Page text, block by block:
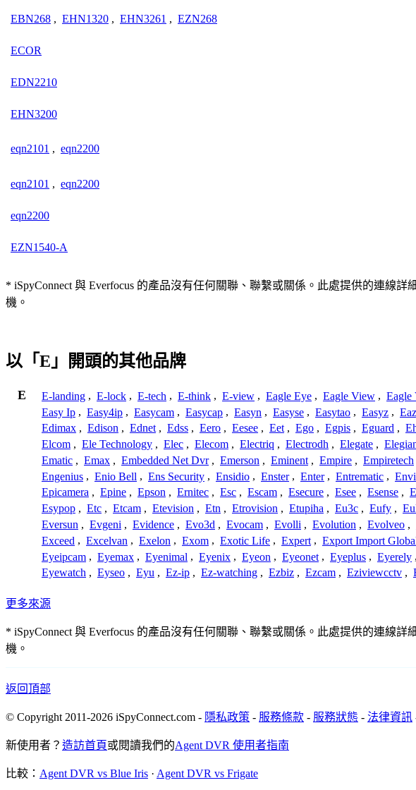
EBN268 , EHN1320 , EHN3261 , EZN268
ECOR
EDN2210
EHN3200
eqn2101 , eqn2200
eqn2101 , eqn2200
eqn2200
EZN1540-A
* iSpyConnect 與 Everfocus 的產品沒有任何關聯、聯繫或關係。此處提供的連線
機。
以「E」開頭的其他品牌
E E-landing , E-lock , E-tech , E-think , E-view , Eagle Eye , Eagle View , Eagle
Easy Ip , Easy4ip , Easycam , Easycap , Easyn , Easyse , Easytao , Easyz ,
Edimax , Edison , Ednet , Edss , Eero , Eesee , Eet , Ego , Egpis , Eguard ,
Elcom , Ele Technology , Elec , Elecom , Electriq , Electrodh , Elegate ,
Ematic , Emax , Embedded Net Dvr , Emerson , Eminent , Empire , Empiretech
Engenius , Enio Bell , Ens Security , Ensidio , Enster , Enter , Entrematic ,
Epicamera , Epine , Epson , Ernitec , Esc , Escam , Esecure , Esee , Esense ,
Esypop , Etc , Etcam , Etevision , Etn , Etrovision , Etupiha , Eu3c , Eufy ,
Eversun , Evgeni , Evidence , Evo3d , Evocam , Evolli , Evolution , Evolveo ,
Exceed , Excelvan , Exelon , Exom , Exotic Life , Expert , Export Import
Eyeipcam , Eyemax , Eyenimal , Eyenix , Eyeon , Eyeonet , Eyeplus , Eyerely ,
Eyewatch , Eyseo , Eyu , Ez-ip , Ez-watching , Ezbiz , Ezcam , Eziviewcctv ,
更多來源
* iSpyConnect 與 Everfocus 的產品沒有任何關聯、聯繫或關係。此處提供的連線
機。
返回頂部
© Copyright 2011-2026 iSpyConnect.com - 隱私政策 - 服務條款 - 服務狀態 - 法律資訊
新使用者？ 造訪首頁或閱讀我們的Agent DVR 使用者指南
比較： Agent DVR vs Blue Iris · Agent DVR vs Frigate